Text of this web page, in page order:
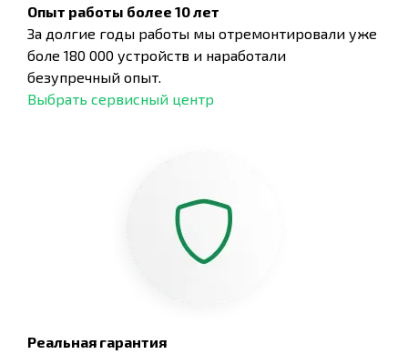
Опыт работы более 10 лет
За долгие годы работы мы отремонтировали уже
боле 180 000 устройств и наработали
безупречный опыт.
Выбрать сервисный центр
Реальная гарантия